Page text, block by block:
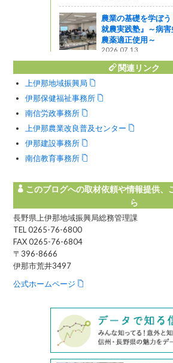
農業の基礎を学ぼ
就農実践塾』～病害
農薬適正使用～
2026.07.13
関連リンク
上伊那地域振興局
伊那保健福祉事務所
南信労政事務所
上伊那農業改良普及センター
伊那建設事務所
南信教育事務所
このブログへの取材依頼や情報提供、
ら
長野県上伊那地域振興局総務管理課
TEL 0265-76-6800
FAX 0265-76-6804
〒396-8666
伊那市荒井3497
公式ホームページ